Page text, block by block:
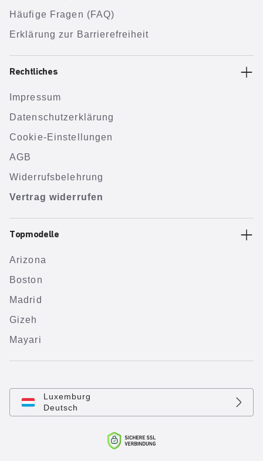
Häufige Fragen (FAQ)
Erklärung zur Barrierefreiheit
Rechtliches
Impressum
Datenschutzerklärung
Cookie-Einstellungen
AGB
Widerrufsbelehrung
Vertrag widerrufen
Topmodelle
Arizona
Boston
Madrid
Gizeh
Mayari
Luxemburg
Deutsch